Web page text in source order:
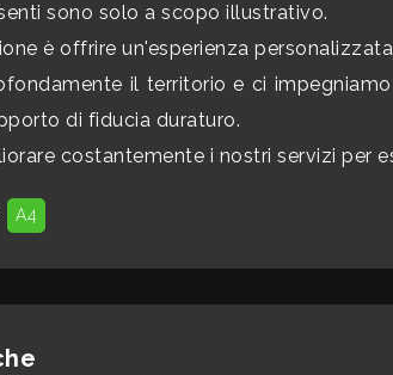
sono solo a scopo illustrativo.
è offrire un'esperienza
il territorio e ci
di fiducia duraturo.
costantemente i nostri servizi per
A4